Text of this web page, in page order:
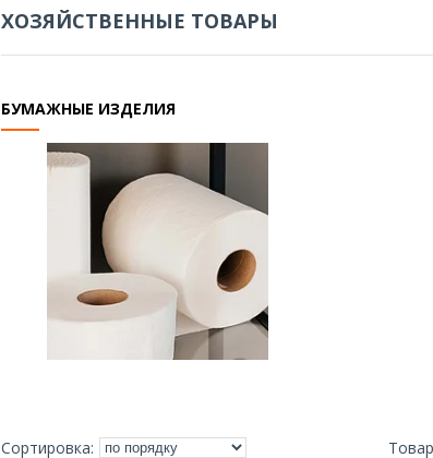
ХОЗЯЙСТВЕННЫЕ ТОВАРЫ
БУМАЖНЫЕ ИЗДЕЛИЯ